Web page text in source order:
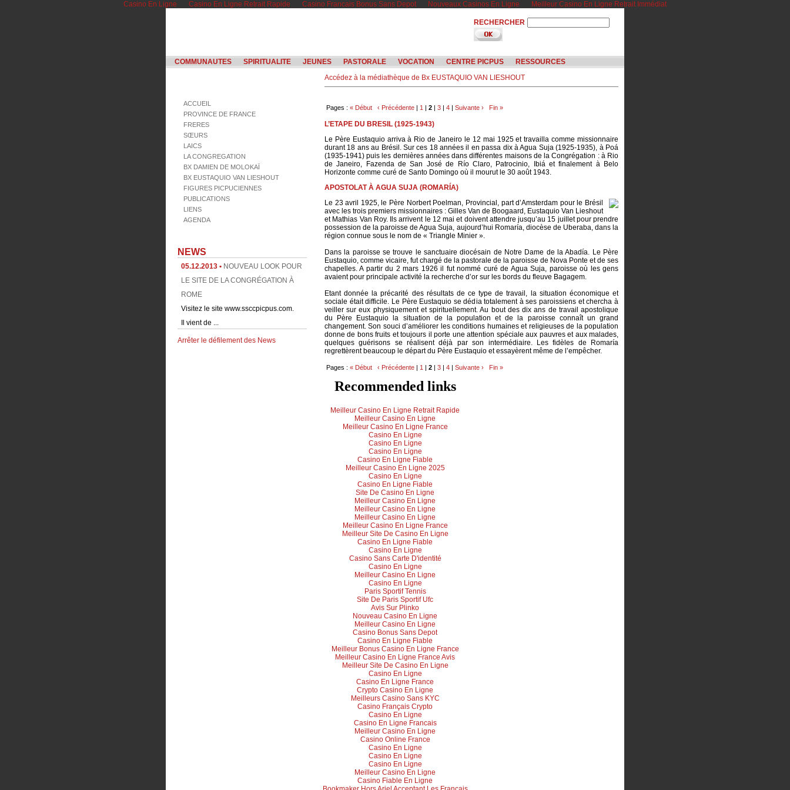
Casino En Ligne Casino En Ligne Retrait Rapide Casino Francais Bonus Sans Depot Nouveaux Casinos En Ligne Meilleur Casino En Ligne Retrait Immédiat
RECHERCHER
COMMUNAUTES SPIRITUALITE JEUNES PASTORALE VOCATION CENTRE PICPUS RESSOURCES
ACCUEIL
PROVINCE DE FRANCE
FRERES
SŒURS
LAICS
LA CONGREGATION
BX DAMIEN DE MOLOKAÏ
BX EUSTAQUIO VAN LIESHOUT
FIGURES PICPUCIENNES
PUBLICATIONS
LIENS
AGENDA
NEWS
05.12.2013 •
NOUVEAU LOOK POUR
LE SITE DE LA CONGRÉGATION À
ROME
Visitez le site www.ssccpicpus.com.
Il vient de ...
Arrêter le défilement des News
Accédez à la médiathèque de Bx EUSTAQUIO VAN LIESHOUT
Pages : « Début ‹ Précédente | 1 | 2 | 3 | 4 | Suivante › Fin »
L’ETAPE DU BRESIL (1925-1943)
Le Père Eustaquio arriva à Rio de Janeiro le 12 mai 1925 et travailla comme missionnaire
durant 18 ans au Brésil. Sur ces 18 années il en passa dix à Agua Suja (1925-1935), à Poá
(1935-1941) puis les dernières années dans différentes maisons de la Congrégation : à Rio
de Janeiro, Fazenda de San José de Río Claro, Patrocinio, Ibiá et finalement à Belo
Horizonte comme curé de Santo Domingo où il mourut le 30 août 1943.
APOSTOLAT À AGUA SUJA (ROMARÍA)
Le 23 avril 1925, le Père Norbert Poelman, Provincial, part d’Amsterdam pour le Brésil
avec les trois premiers missionnaires : Gilles Van de Boogaard, Eustaquio Van Lieshout
et Mathias Van Roy. Ils arrivent le 12 mai et doivent attendre jusqu’au 15 juillet pour prendre
possession de la paroisse de Agua Suja, aujourd’hui Romaría, diocèse de Uberaba, dans la
région connue sous le nom de « Triangle Minier ».
Dans la paroisse se trouve le sanctuaire diocésain de Notre Dame de la Abadía. Le Père
Eustaquio, comme vicaire, fut chargé de la pastorale de la paroisse de Nova Ponte et de ses
chapelles. A partir du 2 mars 1926 il fut nommé curé de Agua Suja, paroisse où les gens
avaient pour principale activité la recherche d’or sur les bords du fleuve Bagagem.
Etant donnée la précarité des résultats de ce type de travail, la situation économique et
sociale était difficile. Le Père Eustaquio se dédia totalement à ses paroissiens et chercha à
veiller sur eux physiquement et spirituellement. Au bout des dix ans de travail apostolique
du Père Eustaquio la situation de la population et de la paroisse connaît un grand
changement. Son souci d’améliorer les conditions humaines et religieuses de la population
donne de bons fruits et toujours il porte une attention spéciale aux pauvres et aux malades,
quelques guérisons se réalisent déjà par son intermédiaire. Les fidèles de Romaría
regrettèrent beaucoup le départ du Père Eustaquio et essayèrent même de l’empêcher.
Pages : « Début ‹ Précédente | 1 | 2 | 3 | 4 | Suivante › Fin »
Recommended links
Meilleur Casino En Ligne Retrait Rapide
Meilleur Casino En Ligne
Meilleur Casino En Ligne France
Casino En Ligne
Casino En Ligne
Casino En Ligne
Casino En Ligne Fiable
Meilleur Casino En Ligne 2025
Casino En Ligne
Casino En Ligne Fiable
Site De Casino En Ligne
Meilleur Casino En Ligne
Meilleur Casino En Ligne
Meilleur Casino En Ligne
Meilleur Casino En Ligne France
Meilleur Site De Casino En Ligne
Casino En Ligne Fiable
Casino En Ligne
Casino Sans Carte D'identité
Casino En Ligne
Meilleur Casino En Ligne
Casino En Ligne
Paris Sportif Tennis
Site De Paris Sportif Ufc
Avis Sur Plinko
Nouveau Casino En Ligne
Meilleur Casino En Ligne
Casino Bonus Sans Depot
Casino En Ligne Fiable
Meilleur Bonus Casino En Ligne France
Meilleur Casino En Ligne France Avis
Meilleur Site De Casino En Ligne
Casino En Ligne
Casino En Ligne France
Crypto Casino En Ligne
Meilleurs Casino Sans KYC
Casino Français Crypto
Casino En Ligne
Casino En Ligne Francais
Meilleur Casino En Ligne
Casino Online France
Casino En Ligne
Casino En Ligne
Casino En Ligne
Meilleur Casino En Ligne
Casino Fiable En Ligne